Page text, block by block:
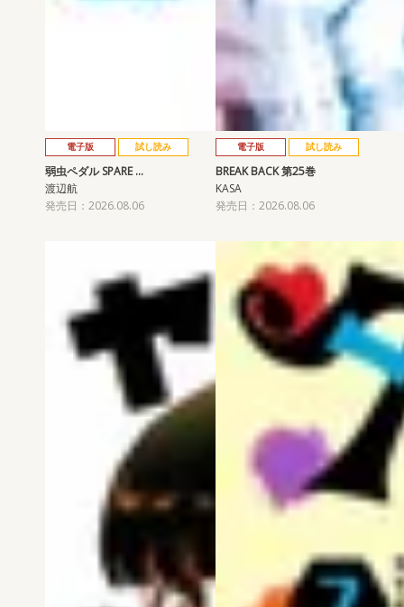
電子版 試し読み
弱虫ペダル SPARE …
渡辺航
発売日：2026.08.06
電子版 試し読み
BREAK BACK 第25巻
KASA
発売日：2026.08.06